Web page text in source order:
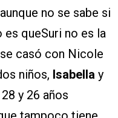
no se sabe si
queSuri no es la
casó con Nicole
niños, Isabella y
y 26 años